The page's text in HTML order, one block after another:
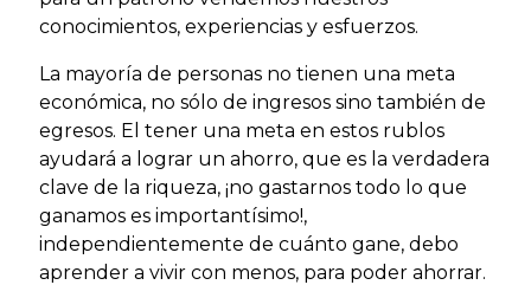
conocimientos, experiencias y esfuerzos.
La mayoría de personas no tienen una meta
económica, no sólo de ingresos sino también de
egresos. El tener una meta en estos rublos
ayudará a lograr un ahorro, que es la verdadera
clave de la riqueza, ¡no gastarnos todo lo que
ganamos es importantísimo!,
independientemente de cuánto gane, debo
aprender a vivir con menos, para poder ahorrar.